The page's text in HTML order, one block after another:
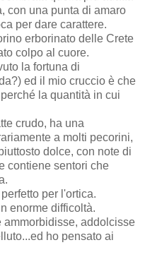
con una punta di amaro
per dare carattere.
erborinato delle Crete
colpo al cuore.
la fortuna di
ed il mio cruccio è che
la quantità in cui
crudo, ha una
a molti pecorini,
dolce, con note di
contiene sentori che
per l'ortica.
enorme difficoltà.
addolcisse
ho pensato ai